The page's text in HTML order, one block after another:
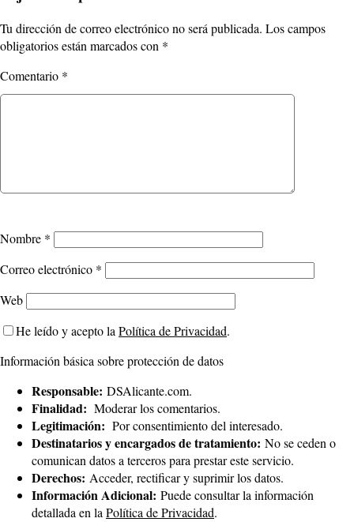
Tu dirección de correo electrónico no será publicada. Los campos
obligatorios están marcados con *
Comentario *
Nombre *
Correo electrónico *
Web
He leído y acepto la Política de Privacidad.
Información básica sobre protección de datos
Responsable: DSAlicante.com.
Finalidad: Moderar los comentarios.
Legitimación: Por consentimiento del interesado.
Destinatarios y encargados de tratamiento: No se ceden o
comunican datos a terceros para prestar este servicio.
Derechos: Acceder, rectificar y suprimir los datos.
Información Adicional: Puede consultar la información
detallada en la Política de Privacidad.